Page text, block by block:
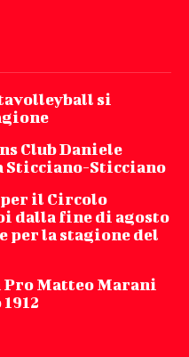
si
Club Daniele
Sticciano-Sticciano
per il Circolo
dalla fine di agosto
per la stagione del
Matteo Marani